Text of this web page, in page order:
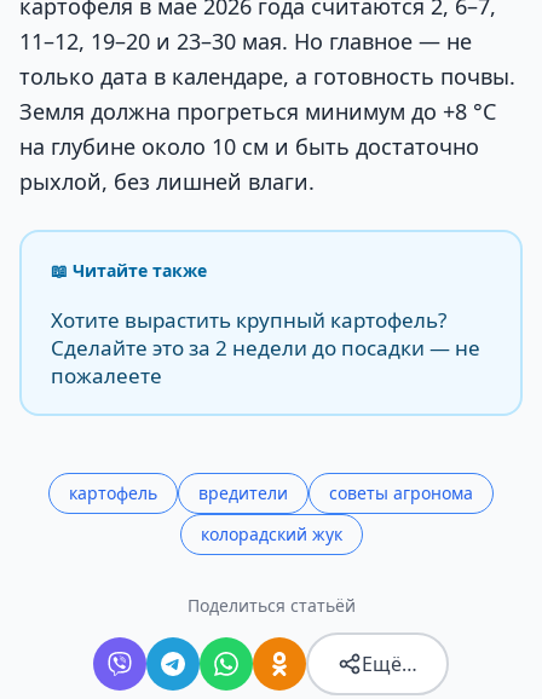
картофеля в мае 2026 года считаются 2, 6–7,
11–12, 19–20 и 23–30 мая. Но главное — не
только дата в календаре, а готовность почвы.
Земля должна прогреться минимум до +8 °C
на глубине около 10 см и быть достаточно
рыхлой, без лишней влаги.
📖 Читайте также
Хотите вырастить крупный картофель?
Сделайте это за 2 недели до посадки — не
пожалеете
картофель вредители
советы агронома
колорадский жук
Поделиться статьёй
Ещё…